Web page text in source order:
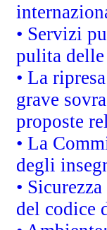
• Servizi
pulita
• La
grave
proposte
• La
degli
•
del codice